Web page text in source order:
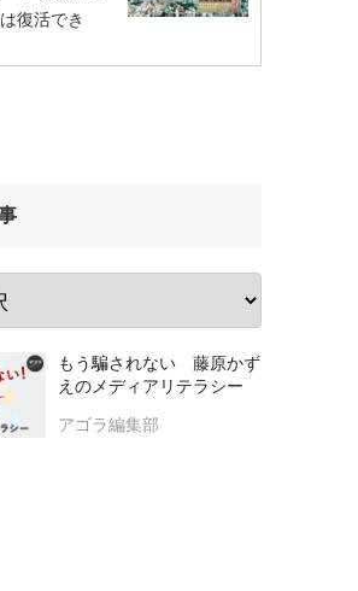
復活でき
もう騙されない 藤原かず
えのメディアリテラシー
アゴラ編集部